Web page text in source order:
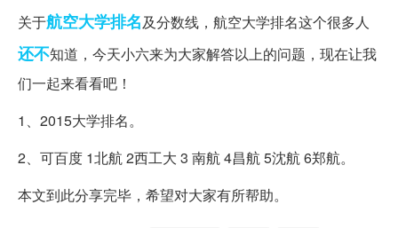
关于航空大学排名及分数线，航空大学排名这个很多人
还不知道，今天小六来为大家解答以上的问题，现在让我
们一起来看看吧！
1、2015大学排名。
2、可百度 1北航 2西工大 3 南航 4昌航 5沈航 6郑航。
本文到此分享完毕，希望对大家有所帮助。